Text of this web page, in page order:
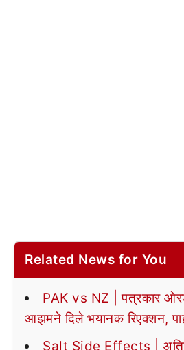
Related News for You
PAK vs NZ | पत्रकार
आझमने दिले भयानक रिएक्शन,
Salt Side Effects |